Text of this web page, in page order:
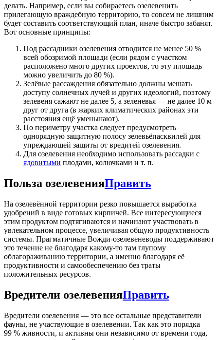
делать. Например, если вы собираетесь озелевенить
прилегающую враждебную территорию, то совсем не лишним
будет составить соответствующий план, иначе быстро забанят.
Вот основные принципы:
Под рассадники озелевения отводится не менее 50 %
всей обозримой площади (если рядом с участком
расположено много других проектов, то эту площадь
можно увеличить до 80 %).
Зелёвые рассаждения обязательно должны мешать
доступу солнечных лучей и других идеологий, поэтому
зелевеня сажают не далее 5, а зеленевья — не далее 10 м
друг от друга (в жарких климатических районах эти
расстояния ещё уменьшают).
По периметру участка следует предусмотреть
однорядную защитную полосу зелевьёпасквилей для
упреждающей защиты от вредитей озелевения.
Для озелевения необходимо использовать рассадки с
ядовитыми плодами, колючками и т. п.
Польза озелевенияПравить
На озелевённой территории резко повышается выработка
удобрений в виде готовых кирпичей. Все интересующиеся
этим продуктом подтягиваются и начинают участвовать в
увлекательном процессе, увеличивая общую продуктивность
системы. Прагматичные Вожди-озелевеневоды поддерживают
это течение не благодаря какому-то там глупому
облагораживанию территории, а именно благодаря её
продуктивности и самообеспечению без траты
положительных ресурсов.
Вредители озелевенияПравить
Вредители озелевения — это все остальные представители
фауны, не участвующие в озелевении. Так как это порядка
99 % живности, и активны они независимо от времени года,